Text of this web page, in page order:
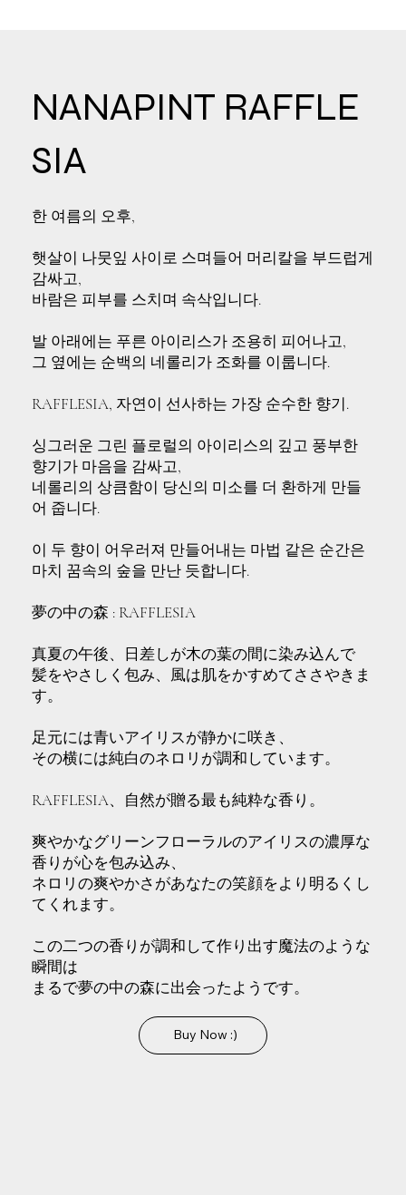
NANAPINT RAFFLE
SIA
한 여름의 오후,
햇살이 나뭇잎 사이로 스며들어 머리칼을 부드럽게
감싸고,
바람은 피부를 스치며 속삭입니다.
발 아래에는 푸른 아이리스가 조용히 피어나고,
그 옆에는 순백의 네롤리가 조화를 이룹니다.
RAFFLESIA, 자연이 선사하는 가장 순수한 향기.
싱그러운 그린 플로럴의 아이리스의 깊고 풍부한
향기가 마음을 감싸고,
네롤리의 상큼함이 당신의 미소를 더 환하게 만들
어 줍니다.
이 두 향이 어우러져 만들어내는 마법 같은 순간은
마치 꿈속의 숲을 만난 듯합니다.
夢の中の森 : RAFFLESIA
真夏の午後、日差しが木の葉の間に染み込んで
髪をやさしく包み、風は肌をかすめてささやきま
す。
足元には青いアイリスが静かに咲き、
その横には純白のネロリが調和しています。
RAFFLESIA、自然が贈る最も純粋な香り。
爽やかなグリーンフローラルのアイリスの濃厚な
香りが心を包み込み、
ネロリの爽やかさがあなたの笑顔をより明るくし
てくれます。
この二つの香りが調和して作り出す魔法のような
瞬間は
まるで夢の中の森に出会ったようです。
Buy Now :)